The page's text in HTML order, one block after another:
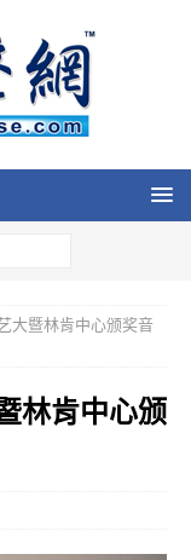
大暨林肯中心颁奖音
林肯中心颁